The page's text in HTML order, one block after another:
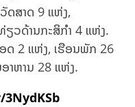
ດສາດ 9 ແຫ່ງ,
ວດ້ານກະສິກຳ 4 ແຫ່ງ.
ດ 2 ແຫ່ງ, ເຮືອນພັກ 26
າຫານ 28 ແຫ່ງ.